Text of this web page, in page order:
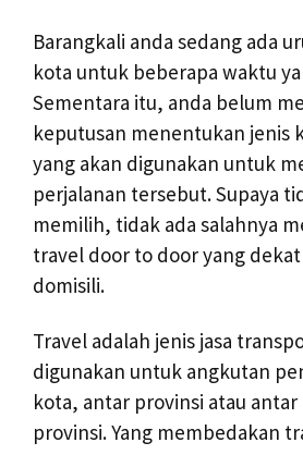
Barangkali anda sedang ada
kota untuk beberapa waktu
Sementara itu, anda belum
keputusan menentukan jenis
yang akan digunakan untuk
perjalanan tersebut. Supaya
memilih, tidak ada salahnya
travel door to door yang
domisili.
Travel adalah jenis jasa
digunakan untuk angkutan
kota, antar provinsi atau
provinsi. Yang membedakan